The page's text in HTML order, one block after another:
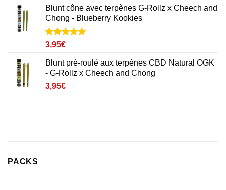
notations
client
Blunt cône avec terpènes G-Rollz x Cheech and
Chong - Blueberry Kookies
Noté5
3
notations
client
3,95€
Blunt pré-roulé aux terpènes CBD Natural OGK
- G-Rollz x Cheech and Chong
3,95€
PACKS